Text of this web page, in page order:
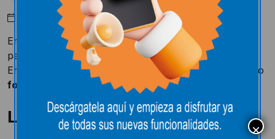
Noviembre 6, 2017
En E.Leclerctenemos todos los sueños de los niños
para estas
Navidades 2016 , ¿cuál estás buscando?
Encuéntralos en nuestros hipermercados y en nuestro
folleto Especial Juguetes 2016
LOS PRIMEROS JUEGOS